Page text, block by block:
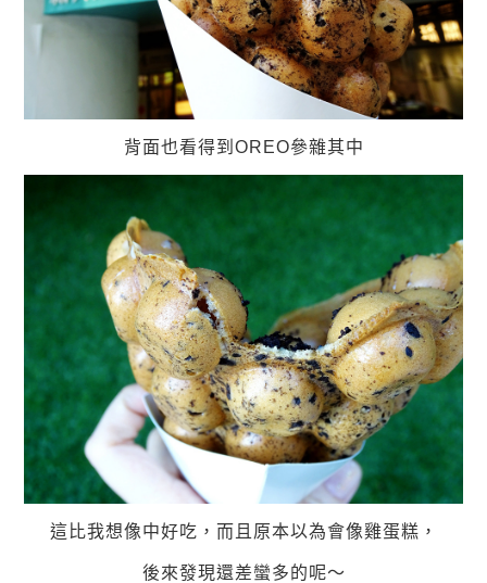
背面也看得到OREO參雜其中
這比我想像中好吃，而且原本以為會像雞蛋糕，
後來發現還差蠻多的呢～